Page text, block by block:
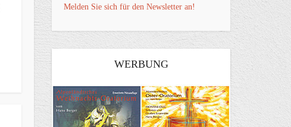
Melden Sie sich für den Newsletter an!
WERBUNG